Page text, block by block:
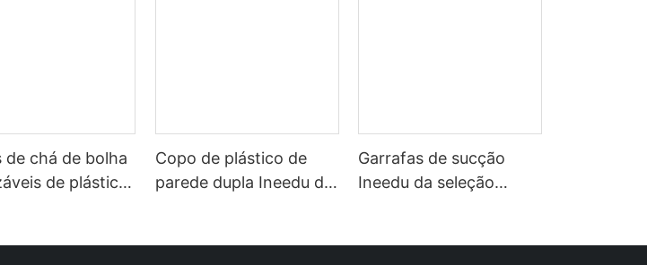
de chá de bolha
​​de plástico
Copo de plástico de
parede dupla Ineedu da
Garrafas de sucção
Ineedu da seleção